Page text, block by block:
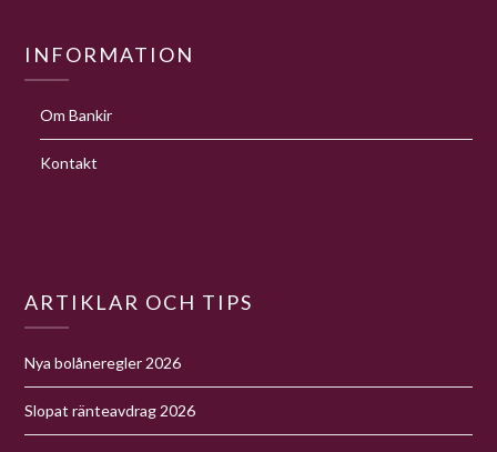
INFORMATION
Om Bankir
Kontakt
ARTIKLAR OCH TIPS
Nya bolåneregler 2026
Slopat ränteavdrag 2026